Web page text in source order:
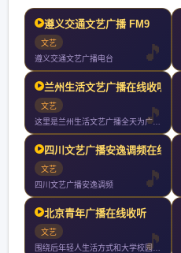
遵义交通文艺广播 FM9
文艺
遵义交通文艺广播电台
兰州生活文艺广播在线收听
文艺
这里是兰州生活文艺广播全天为广大私家车主带去及时的出行信息新
四川文艺广播安逸调频在线
文艺
四川文艺广播安逸调频
北京青年广播在线收听
文艺
围绕后年轻人生活方式和大学校园学习生活的电台是注重实用信息分